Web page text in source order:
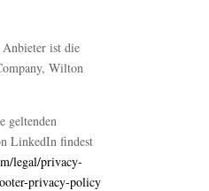
ist die
Wilton
geltenden
LinkedIn findest
legal/privacy-
privacy-policy